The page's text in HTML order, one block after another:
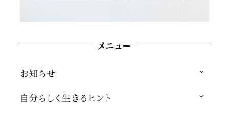
メニュー
お知らせ
自分らしく生きるヒント